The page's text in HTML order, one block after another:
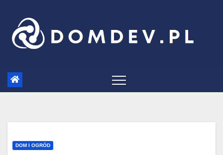
content
DOM I OGRÓD